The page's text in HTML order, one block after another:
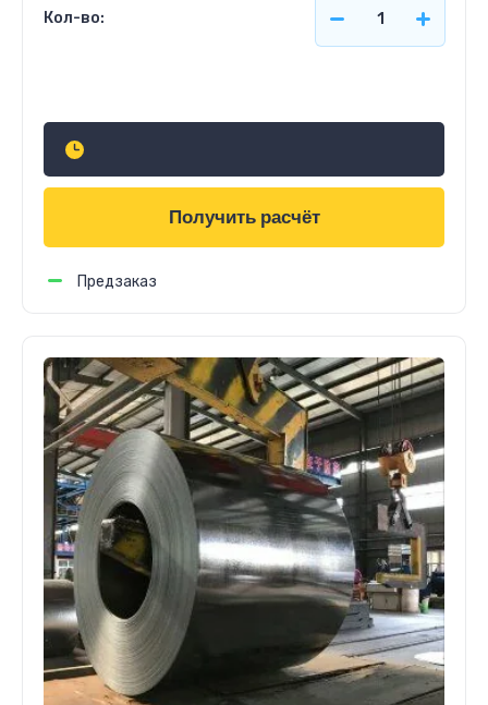
Кол-во:
Получить расчёт
Предзаказ